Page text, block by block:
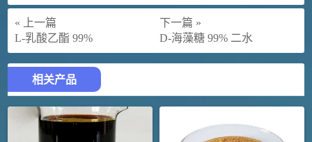
« 上一篇
L-乳酸乙酯 99%
下一篇 »
D-海藻糖 99% 二水
相关产品